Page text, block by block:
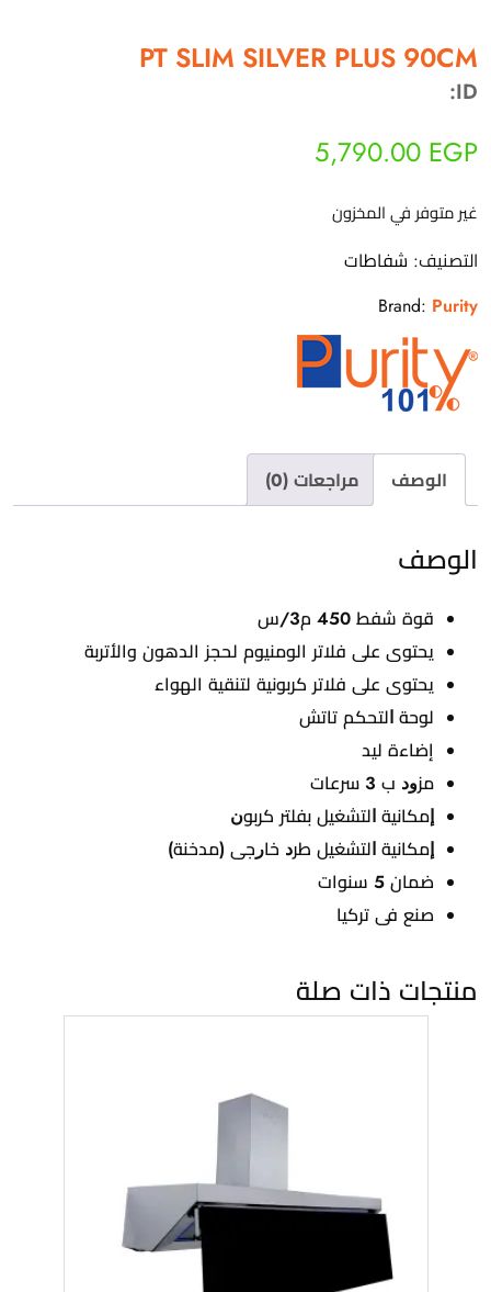
PT SLIM SILVER PLUS 90CM
ID:
5,790.00 EGP
غير متوفر في المخزون
التصنيف: شفاطات
Brand: Purity
الوصف مراجعات (0)
الوصف
قوة شفط 450 م3/س
يحتوى على فلاتر الومنيوم لحجز الدهون والأتربة
يحتوى على فلاتر كربونية لتنقية الهواء
ﻟﻮﺣﺔ ﺍﻟﺘﺤﻜﻢ تاتش
إضاءة ليد
ﻣﺰﻭﺩ ب 3 سرعات
ﺇﻣﻜﺎﻧﻴﺔ ﺍﻟﺘﺸﻐﻴﻞ ﺑﻔﻠﺘﺮ ﻛﺮﺑﻮﻥ
ﺇﻣﻜﺎﻧﻴﺔ ﺍﻟﺘﺸﻐﻴﻞ ﻃﺮﺩ ﺧﺎﺭﺟﻰ (ﻣﺪﺧﻨﺔ)
ضمان 5 سنوات
ﺻﻨﻊ ﻓﻰ ﺗﺮﻛﻴﺎ
منتجات ذات صلة
محتاج فني تركيب